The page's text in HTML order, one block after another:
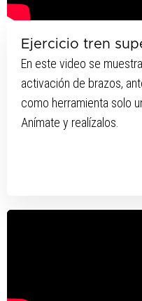
Ejercicio tren
En este video se
activación de brazos,
como herramienta solo
Anímate y realízalos.